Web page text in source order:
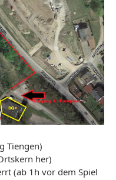
Tiengen)
her)
(ab 1h vor dem Spiel